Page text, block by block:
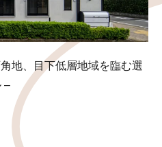
地、目下低層地域を臨む選
–